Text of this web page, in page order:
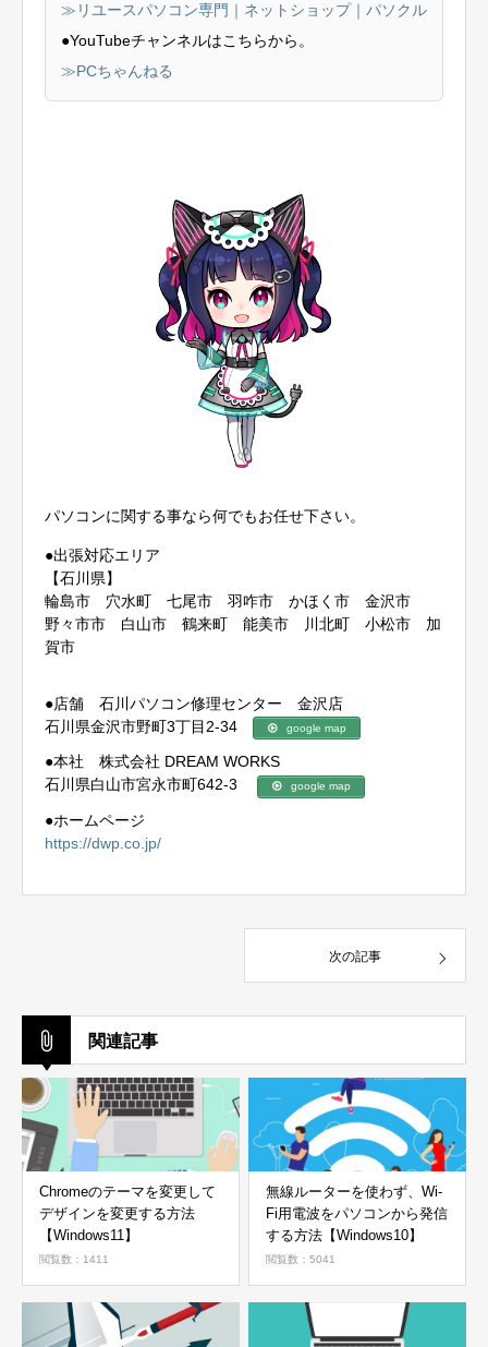
≫リユースパソコン専門｜ネットショップ｜パソクル
●YouTubeチャンネルはこちらから。
≫PCちゃんねる
パソコンに関する事なら何でもお任せ下さい。
●出張対応エリア
【石川県】
輪島市 穴水町 七尾市 羽咋市 かほく市 金沢市
野々市市 白山市 鶴来町 能美市 川北町 小松市 加
賀市
●店舗 石川パソコン修理センター 金沢店
石川県金沢市野町3丁目2-34
google map
●本社 株式会社 DREAM WORKS
石川県白山市宮永市町642-3
google map
●ホームページ
https://dwp.co.jp/
次の記事
関連記事
Chromeのテーマを変更して
デザインを変更する方法
【Windows11】
閲覧数：1411
無線ルーターを使わず、Wi-
Fi用電波をパソコンから発信
する方法【Windows10】
閲覧数：5041